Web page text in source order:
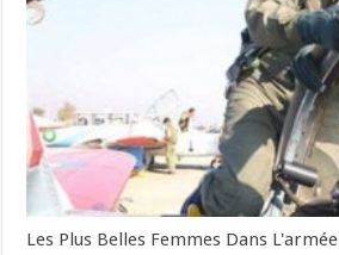
Les Plus Belles Femmes Dans L'armée